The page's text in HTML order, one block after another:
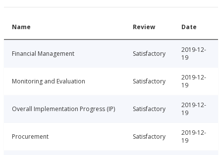
Name Review Date
Financial Management Satisfactory
2019-12-
19
Monitoring and Evaluation Satisfactory
2019-12-
19
Overall Implementation Progress (IP) Satisfactory
2019-12-
19
Procurement Satisfactory
2019-12-
19